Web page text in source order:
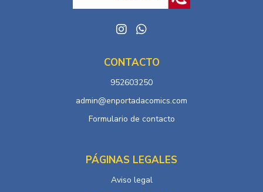
CONTACTO
952603250
admin@enportadacomics.com
Formulario de contacto
PÁGINAS LEGALES
Aviso legal